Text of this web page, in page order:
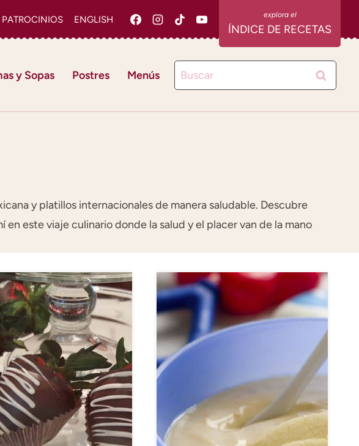
PATROCINIOS ENGLISH
ÍNDICE DE RECETAS
y Sopas Postres Menús Buscar:
y platillos internacionales de manera saludable. Descubre
este viaje culinario donde la salud y el placer van de la mano